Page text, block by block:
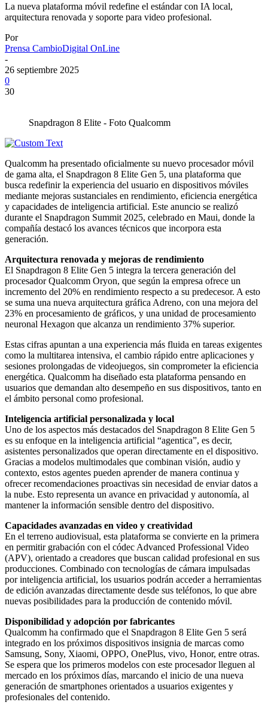
La nueva plataforma móvil redefine el estándar con IA local,
arquitectura renovada y soporte para video profesional.
Por
Prensa CambioDigital OnLine
-
26 septiembre 2025
0
30
Snapdragon 8 Elite - Foto Qualcomm
Qualcomm ha presentado oficialmente su nuevo procesador móvil
de gama alta, el Snapdragon 8 Elite Gen 5, una plataforma que
busca redefinir la experiencia del usuario en dispositivos móviles
mediante mejoras sustanciales en rendimiento, eficiencia energética
y capacidades de inteligencia artificial. Este anuncio se realizó
durante el Snapdragon Summit 2025, celebrado en Maui, donde la
compañía destacó los avances técnicos que incorpora esta
generación.
Arquitectura renovada y mejoras de rendimiento
El Snapdragon 8 Elite Gen 5 integra la tercera generación del
procesador Qualcomm Oryon, que según la empresa ofrece un
incremento del 20% en rendimiento respecto a su predecesor. A esto
se suma una nueva arquitectura gráfica Adreno, con una mejora del
23% en procesamiento de gráficos, y una unidad de procesamiento
neuronal Hexagon que alcanza un rendimiento 37% superior.
Estas cifras apuntan a una experiencia más fluida en tareas exigentes
como la multitarea intensiva, el cambio rápido entre aplicaciones y
sesiones prolongadas de videojuegos, sin comprometer la eficiencia
energética. Qualcomm ha diseñado esta plataforma pensando en
usuarios que demandan alto desempeño en sus dispositivos, tanto en
el ámbito personal como profesional.
Inteligencia artificial personalizada y local
Uno de los aspectos más destacados del Snapdragon 8 Elite Gen 5
es su enfoque en la inteligencia artificial “agentica”, es decir,
asistentes personalizados que operan directamente en el dispositivo.
Gracias a modelos multimodales que combinan visión, audio y
contexto, estos agentes pueden aprender de manera continua y
ofrecer recomendaciones proactivas sin necesidad de enviar datos a
la nube. Esto representa un avance en privacidad y autonomía, al
mantener la información sensible dentro del dispositivo.
Capacidades avanzadas en video y creatividad
En el terreno audiovisual, esta plataforma se convierte en la primera
en permitir grabación con el códec Advanced Professional Video
(APV), orientado a creadores que buscan calidad profesional en sus
producciones. Combinado con tecnologías de cámara impulsadas
por inteligencia artificial, los usuarios podrán acceder a herramientas
de edición avanzadas directamente desde sus teléfonos, lo que abre
nuevas posibilidades para la producción de contenido móvil.
Disponibilidad y adopción por fabricantes
Qualcomm ha confirmado que el Snapdragon 8 Elite Gen 5 será
integrado en los próximos dispositivos insignia de marcas como
Samsung, Sony, Xiaomi, OPPO, OnePlus, vivo, Honor, entre otras.
Se espera que los primeros modelos con este procesador lleguen al
mercado en los próximos días, marcando el inicio de una nueva
generación de smartphones orientados a usuarios exigentes y
profesionales del contenido.